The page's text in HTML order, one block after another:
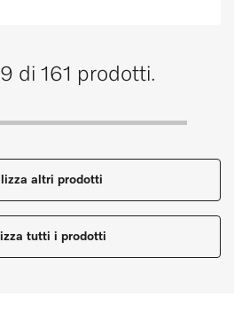
di 161 prodotti.
altri prodotti
tutti i prodotti